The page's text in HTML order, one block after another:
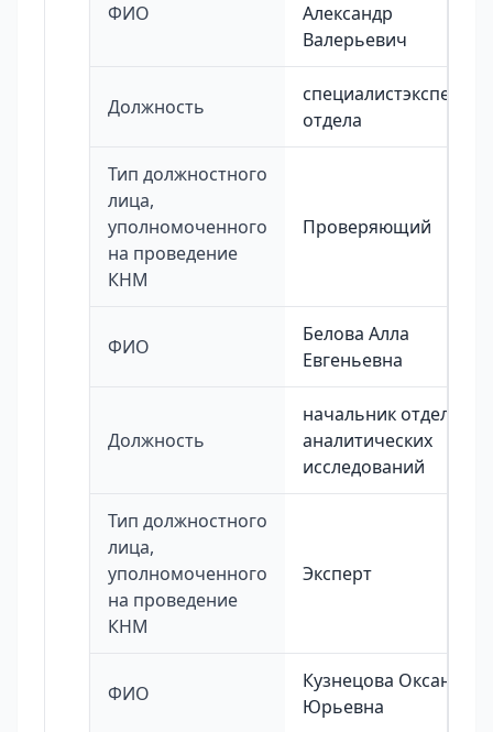
ФИО
Александр
Валерьевич
Должность
специалистэксперт
отдела
Тип должностного
лица,
уполномоченного
на проведение
КНМ
Проверяющий
ФИО
Белова Алла
Евгеньевна
Должность
начальник отдела
аналитических
исследований
Тип должностного
лица,
уполномоченного
на проведение
КНМ
Эксперт
ФИО
Кузнецова Оксана
Юрьевна